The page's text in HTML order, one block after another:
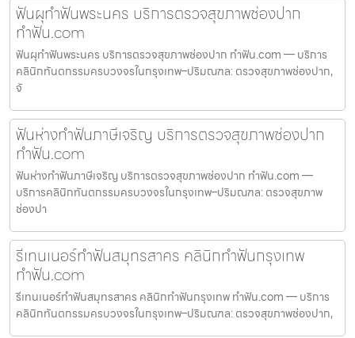
ฟันผุทำฟันพระนคร บริการตรวจสุขภาพช่องปาก
ทำฟัน.com
ฟันผุทำฟันพระนคร บริการตรวจสุขภาพช่องปาก ทำฟัน.com — บริการ
คลินิกทันตกรรมครบวงจรในกรุงเทพ–ปริมณฑล: ตรวจสุขภาพช่องปาก,
จั
ฟันห่างทำฟันภาษีเจริญ บริการตรวจสุขภาพช่องปาก
ทำฟัน.com
ฟันห่างทำฟันภาษีเจริญ บริการตรวจสุขภาพช่องปาก ทำฟัน.com —
บริการคลินิกทันตกรรมครบวงจรในกรุงเทพ–ปริมณฑล: ตรวจสุขภาพ
ช่องปา
รีเทนเนอร์ทำฟันสมุทรสาคร คลินิกทำฟันกรุงเทพ
ทำฟัน.com
รีเทนเนอร์ทำฟันสมุทรสาคร คลินิกทำฟันกรุงเทพ ทำฟัน.com — บริการ
คลินิกทันตกรรมครบวงจรในกรุงเทพ–ปริมณฑล: ตรวจสุขภาพช่องปาก,